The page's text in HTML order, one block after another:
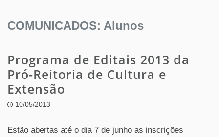
COMUNICADOS: Alunos
Programa de Editais 2013 da
Pró-Reitoria de Cultura e
Extensão
10/05/2013
Estão abertas até o dia 7 de junho as inscrições